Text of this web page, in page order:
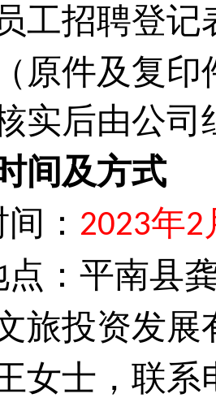
工招聘登记
原件及复
实后由公
间及方式
： 2023年2
点：平南县
旅投资发
女士，联系